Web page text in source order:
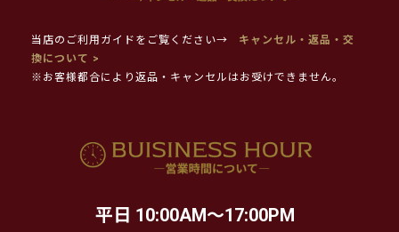
当店のご利用ガイドをご覧ください→
キャンセル・返品・交
換について >
※お客様都合により返品・キャンセルはお受けできません。
平日 10:00AM～17:00PM